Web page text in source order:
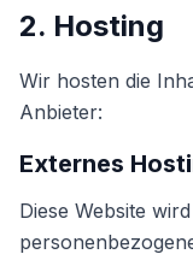
2. Hosting
Wir hosten die
Anbieter:
Externes
Diese Website